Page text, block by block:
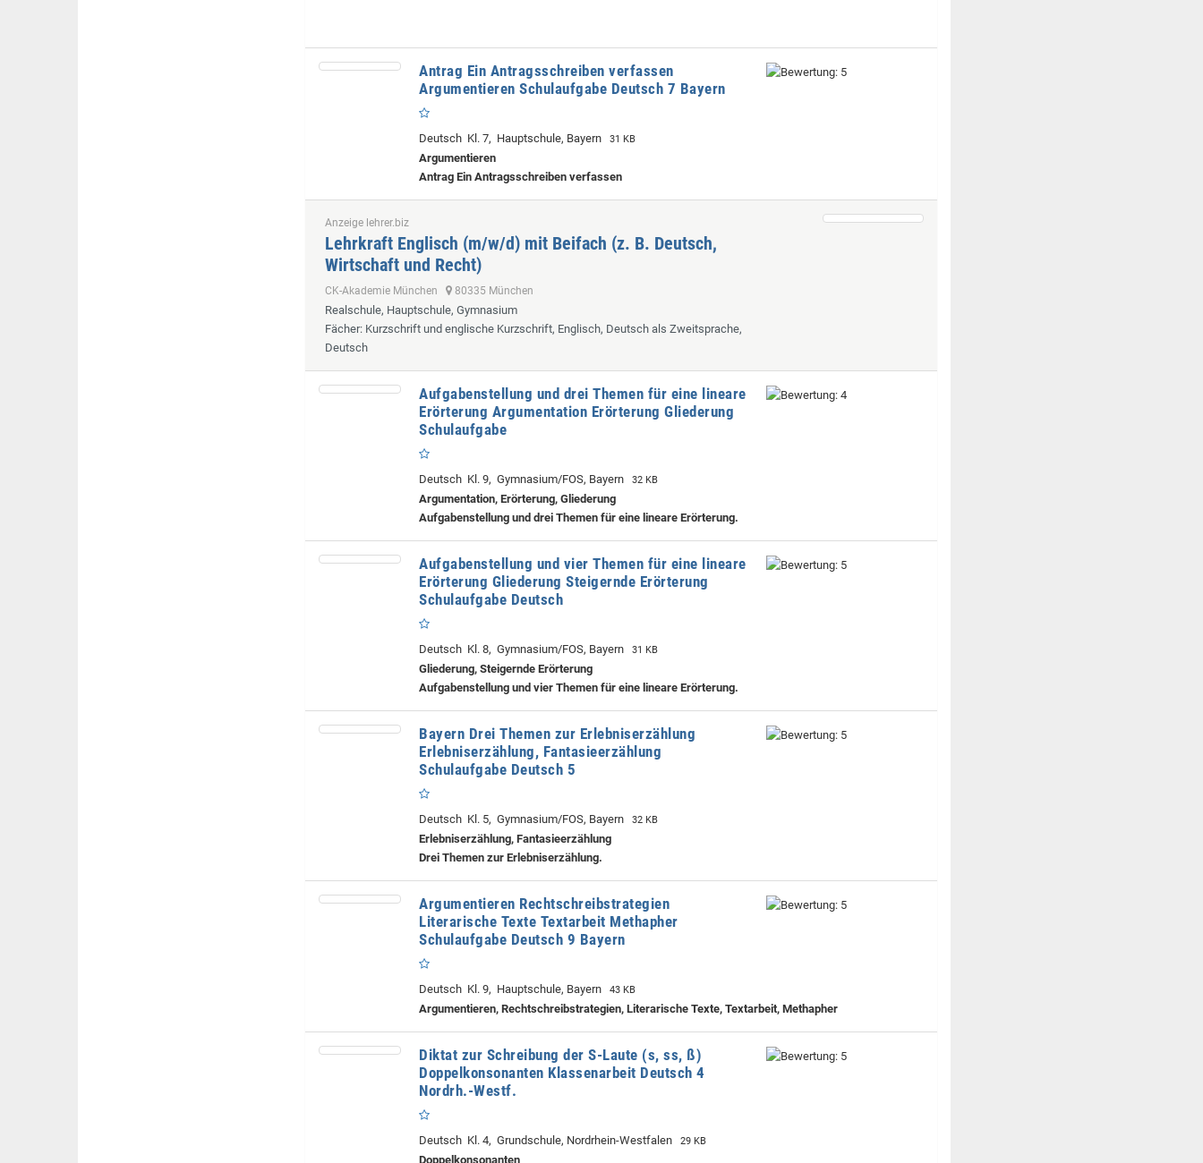
Antrag Ein Antragsschreiben verfassen
Argumentieren Schulaufgabe Deutsch 7 Bayern
Deutsch Kl. 7, Hauptschule, Bayern 31 KB
Argumentieren
Antrag Ein Antragsschreiben verfassen
Anzeige lehrer.biz
Lehrkraft Englisch (m/w/d) mit Beifach (z. B. Deutsch,
Wirtschaft und Recht)
CK-Akademie München 80335 München
Realschule, Hauptschule, Gymnasium
Fächer: Kurzschrift und englische Kurzschrift, Englisch, Deutsch als Zweitsprache,
Deutsch
Aufgabenstellung und drei Themen für eine lineare
Erörterung Argumentation Erörterung Gliederung
Schulaufgabe
Deutsch Kl. 9, Gymnasium/FOS, Bayern 32 KB
Argumentation, Erörterung, Gliederung
Aufgabenstellung und drei Themen für eine lineare Erörterung.
Aufgabenstellung und vier Themen für eine lineare
Erörterung Gliederung Steigernde Erörterung
Schulaufgabe Deutsch
Deutsch Kl. 8, Gymnasium/FOS, Bayern 31 KB
Gliederung, Steigernde Erörterung
Aufgabenstellung und vier Themen für eine lineare Erörterung.
Bayern Drei Themen zur Erlebniserzählung
Erlebniserzählung, Fantasieerzählung
Schulaufgabe Deutsch 5
Deutsch Kl. 5, Gymnasium/FOS, Bayern 32 KB
Erlebniserzählung, Fantasieerzählung
Drei Themen zur Erlebniserzählung.
Argumentieren Rechtschreibstrategien
Literarische Texte Textarbeit Methapher
Schulaufgabe Deutsch 9 Bayern
Deutsch Kl. 9, Hauptschule, Bayern 43 KB
Argumentieren, Rechtschreibstrategien, Literarische Texte, Textarbeit, Methapher
Diktat zur Schreibung der S-Laute (s, ss, ß)
Doppelkonsonanten Klassenarbeit Deutsch 4
Nordrh.-Westf.
Deutsch Kl. 4, Grundschule, Nordrhein-Westfalen 29 KB
Doppelkonsonanten